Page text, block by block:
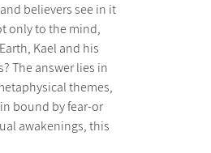
believers see in it
only to the mind,
Kael and his
The answer lies in
themes,
bound by fear-or
awakenings, this